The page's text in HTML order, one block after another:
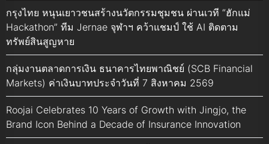
กรุงไทย หนุนเยาวชนสร้างนวัตกรรมชุมชน ผ่านเวที “ฮักแม่
Hackathon” ทีม Jernae จุฬาฯ คว้าแชมป์ ใช้ AI ติดตาม
ทรัพย์สินสูญหาย
กลุ่มงานตลาดการเงิน ธนาคารไทยพาณิชย์ (SCB Financial
Markets) ค่าเงินบาทประจำวันที่ 7 สิงหาคม 2569
Roojai Celebrates 10 Years of Growth with Jingjo, the
Brand Icon Behind a Decade of Insurance Innovation